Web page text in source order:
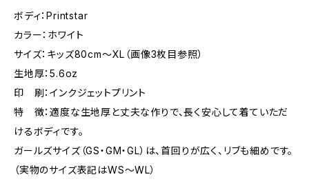
ボディ：Printstar
カラー：ホワイト
サイズ：キッズ80cm〜XL（画像3枚目参照）
生地厚：5.6oz
印 刷：インクジェットプリント
特 徴：適度な生地厚と丈夫な作りで、長く安心して着ていただ
けるボディです。
ガールズサイズ（GS・GM・GL）は、首回りが広く、リブも細めです。
（実物のサイズ表記はWS～WL）